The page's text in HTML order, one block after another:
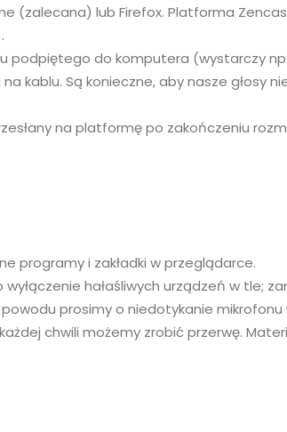
(zalecana) lub Firefox. Platforma
podpiętego do komputera (wystarczy
kablu. Są konieczne, aby nasze głosy
na platformę po zakończeniu
programy i zakładki w przeglądarce.
wyłączenie hałaśliwych urządzeń w tle;
prosimy o niedotykanie
chwili możemy zrobić przerwę.